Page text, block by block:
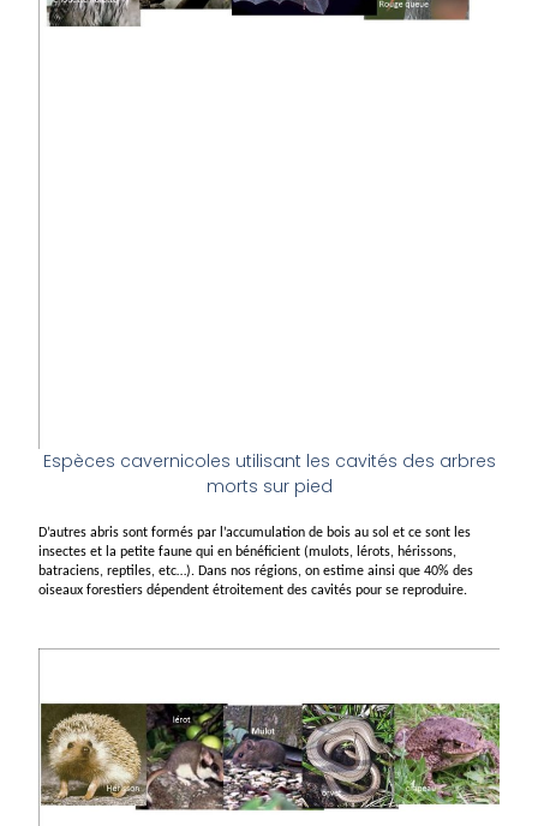
Espèces cavernicoles utilisant les cavités des arbres
morts sur pied
D’autres abris sont formés par l’accumulation de bois au sol et ce sont les
insectes et la petite faune qui en bénéficient (mulots, lérots, hérissons,
batraciens, reptiles, etc…). Dans nos régions, on estime ainsi que 40% des
oiseaux forestiers dépendent étroitement des cavités pour se reproduire.